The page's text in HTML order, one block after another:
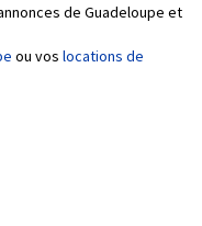
de Guadeloupe et
ou vos locations de